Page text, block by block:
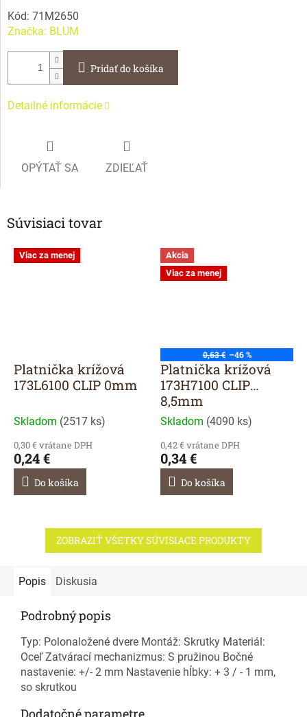
Kód: 71M2650
Značka: BLUM
Pridať do košíka
Detailné informácie
OPÝTAŤ SA ZDIEĽAŤ
Súvisiaci tovar
Viac za menej
Platnička krížová
173L6100 CLIP 0mm
Skladom (2517 ks)
0,30 € vrátane DPH
0,24 €
Do košíka
Akcia
Viac za menej
0,63 € –46 %
Platnička krížová
173H7100 CLIP
8,5mm
Skladom (4090 ks)
0,42 € vrátane DPH
0,34 €
Do košíka
ZOBRAZIŤ VŠETKY SÚVISIACE PRODUKTY
Popis Diskusia
Podrobný popis
Typ: Polonaložené dvere Montáž: Skrutky Materiál:
Oceľ Zatvárací mechanizmus: S pružinou Bočné
nastavenie: +/- 2 mm Nastavenie hĺbky: + 3 / - 1 mm,
so skrutkou
Dodatočné parametre